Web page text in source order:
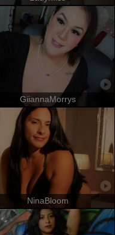
GiiannaMorrys
NinaBloom